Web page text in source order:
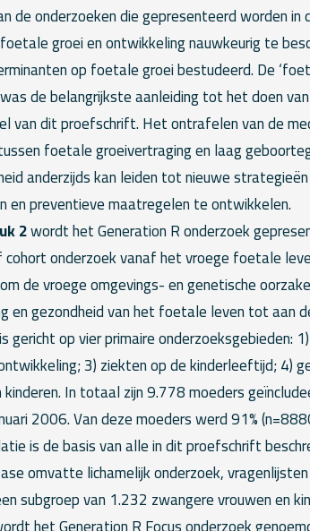
de onderzoeken die gepresenteerd worden
groei en ontwikkeling nauwkeurig te
op foetale groei bestudeerd. De
de belangrijkste aanleiding tot het doen
van dit proefschrift. Het ontrafelen van de
foetale groeivertraging en laag
anderzijds kan leiden tot nieuwe
en preventieve maatregelen te ontwikkelen.
2wordt het Generation R onderzoek
onderzoek vanaf het vroege foetale
de vroege omgevings- en genetische
en gezondheid van het foetale leven tot aan
gericht op vier primaire onderzoeksgebieden:
3) ziekten op de kinderleeftijd; 4)
kinderen. In totaal zijn 9.778 moeders
2006. Van deze moeders werd 91%
is de basis van alle in dit proefschrift
omvatte lichamelijk onderzoek,
subgroep van 1.232 zwangere vrouwen en